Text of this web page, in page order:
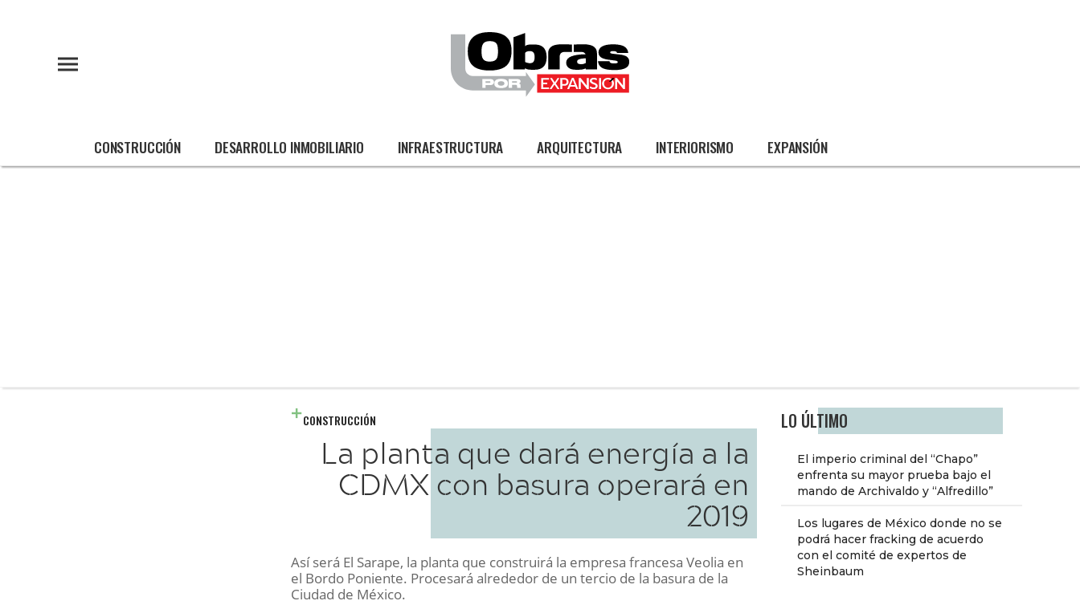
CONSTRUCCIÓN DESARROLLO INMOBILIARIO INFRAESTRUCTURA ARQUITECTURA INTERIORISMO EXPANSIÓN
LO ÚLTIMO
El imperio criminal del “Chapo”
enfrenta su mayor prueba bajo el
mando de Archivaldo y “Alfredillo”
Los lugares de México donde no se
podrá hacer fracking de acuerdo
con el comité de expertos de
Sheinbaum
CONSTRUCCIÓN
La planta que dará energía a la
CDMX con basura operará en
2019
Así será El Sarape, la planta que construirá la empresa francesa Veolia en
el Bordo Poniente. Procesará alrededor de un tercio de la basura de la
Ciudad de México.